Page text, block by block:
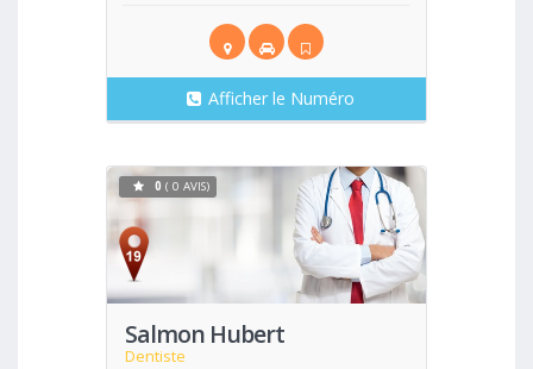
Afficher le Numéro
Salmon Hubert
Dentiste
Voir
0 ( 0 AVIS)